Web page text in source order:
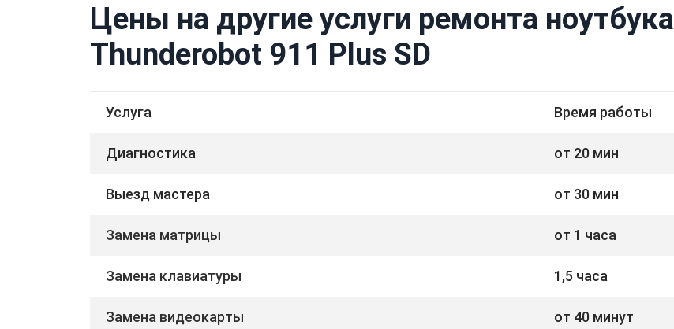
Цены на другие услуги ремонта ноутбука
Thunderobot 911 Plus SD
Услуга Время работы
Диагностика от 20 мин
Выезд мастера от 30 мин
Замена матрицы от 1 часа
Замена клавиатуры 1,5 часа
Замена видеокарты от 40 минут